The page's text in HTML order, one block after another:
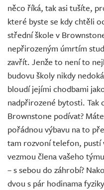
něco říká, tak asi tušíte,
které byste se kdy chtěli
střední škole v
nepřirozeným úmrtím
zavřít. Jenže to není to
budovu školy nikdy
bloudí jejími chodbami
nadpřirozené bytosti. Tak
Brownstone podívat?
pořádnou výbavu na to
tam rozvoní telefon, pustí
vezmou člena vašeho
– s sebou do záhrobí?
dvou s pár hodinama